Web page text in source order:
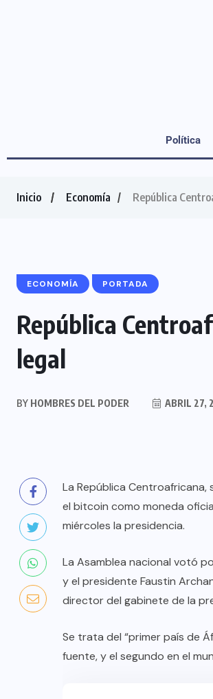
Política
Inicio Economía República
ECONOMÍA PORTADA
República
legal
BY HOMBRES DEL PODER ABRIL 27,
La República
el bitcoin como moneda
miércoles la presidencia.
La Asamblea nacional votó
y el presidente Faustin
director del gabinete de la
Se trata del “primer país de
fuente, y el segundo en el